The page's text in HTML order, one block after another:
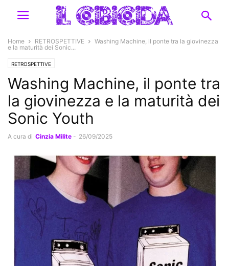
Home RETROSPETTIVE
Washing Machine, il ponte tra la giovinezza
e la maturità dei Sonic...
RETROSPETTIVE
Washing Machine, il ponte tra
la giovinezza e la maturità dei
Sonic Youth
A cura di Cinzia Milite - 26/09/2025